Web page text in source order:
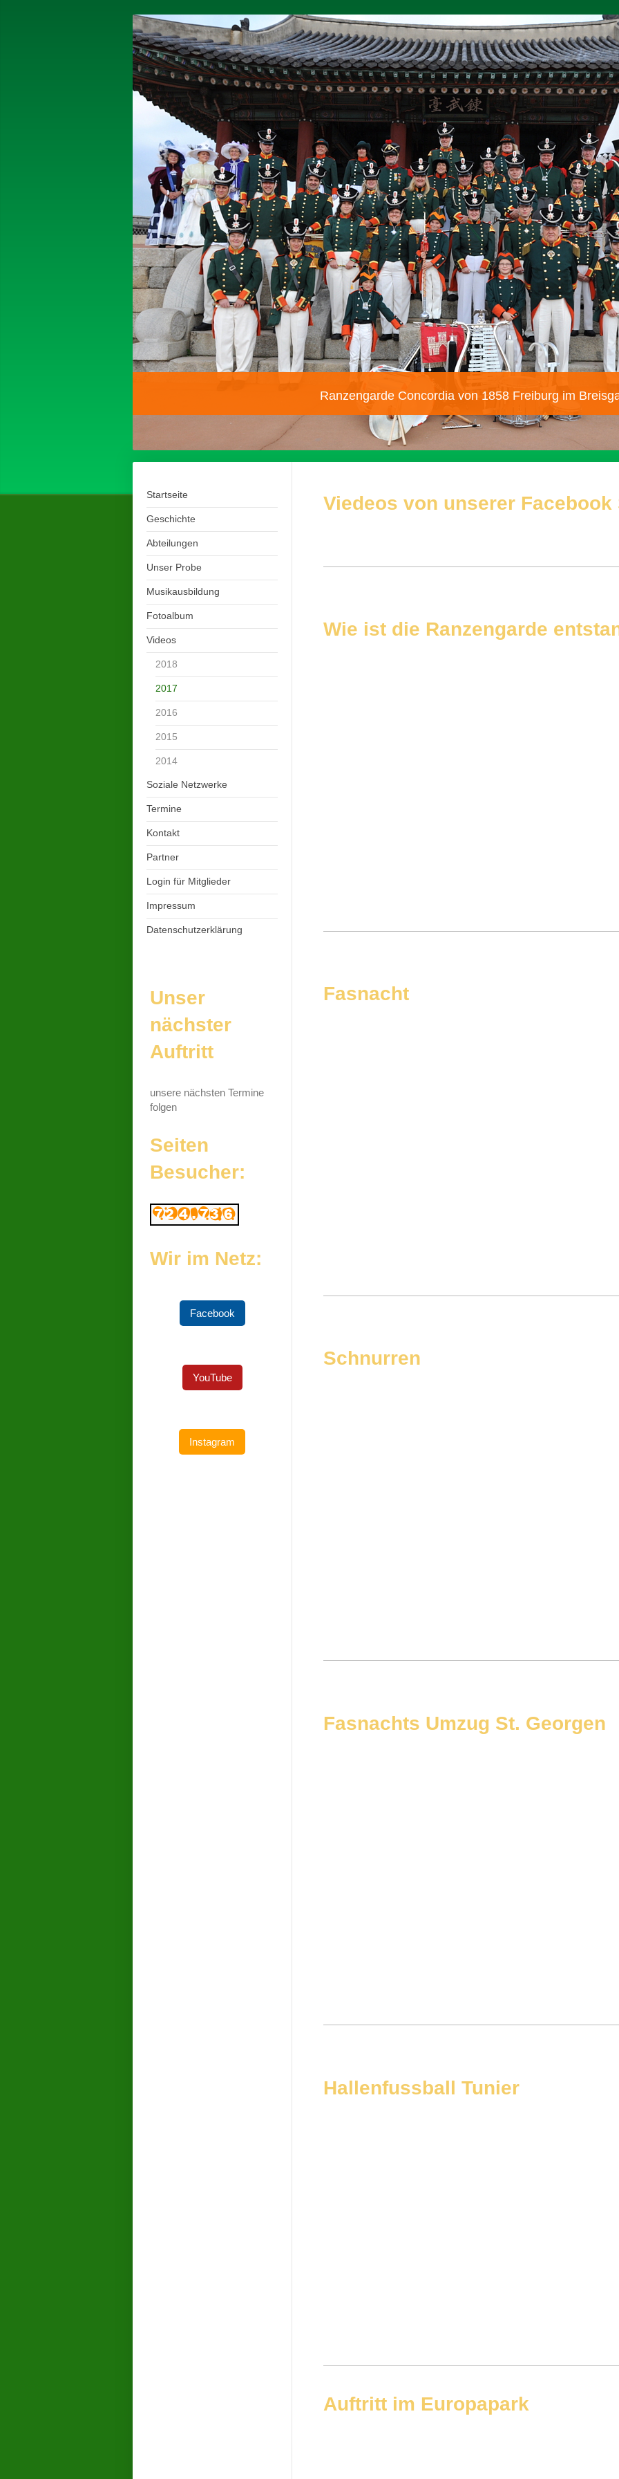
Ranzengarde Concordia von 1858 Freiburg im
Startseite
Geschichte
Abteilungen
Unser Probe
Musikausbildung
Fotoalbum
Videos
2018
2017
2016
2015
2014
Soziale Netzwerke
Termine
Kontakt
Partner
Login für Mitglieder
Impressum
Datenschutzerklärung
Viedeos von unserer Facebook
Wie ist die Ranzengarde
Fasnacht
Schnurren
Fasnachts Umzug St. Georgen
Hallenfussball Tunier
Auftritt im Europapark
Unser
nächster
Auftritt
unsere nächsten Termine
folgen
Seiten
Besucher:
Wir im Netz:
Facebook
YouTube
Instagram